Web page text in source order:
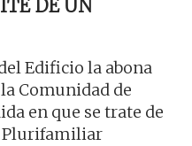
DE UN
Edificio la abona
Comunidad de
en que se trate de
Plurifamiliar